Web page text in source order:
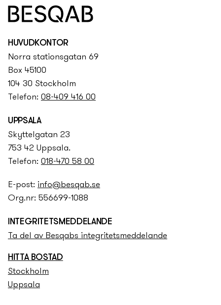
präglat av ett koncept man vill vara en del av.
HUVUDKONTOR
Norra stationsgatan 69
Box 45100
104 30 Stockholm
Telefon: 08-409 416 00
UPPSALA
Skyttelgatan 23
753 42 Uppsala.
Telefon: 018-470 58 00
E-post: info@besqab.se
Org.nr: 556699-1088
INTEGRITETS­­MEDDELANDE
Ta del av Besqabs integritets­­meddelande
HITTA BOSTAD
Stockholm
Uppsala